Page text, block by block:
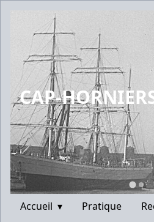
CAP-
Accueil ▾ Pratique